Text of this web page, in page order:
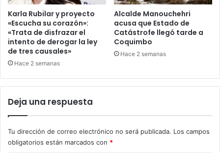
Karla Rubilar y proyecto
«Escucha su corazón»:
«Trata de disfrazar el
intento de derogar la ley
de tres causales»
Hace 2 semanas
Alcalde Manouchehri
acusa que Estado de
Catástrofe llegó tarde a
Coquimbo
Hace 2 semanas
Deja una respuesta
Tu dirección de correo electrónico no será publicada. Los campos
obligatorios están marcados con *